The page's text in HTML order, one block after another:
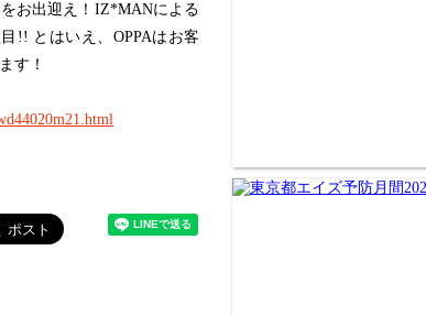
お出迎え！IZ*MANによる
!! とはいえ、OPPAはお客
す！